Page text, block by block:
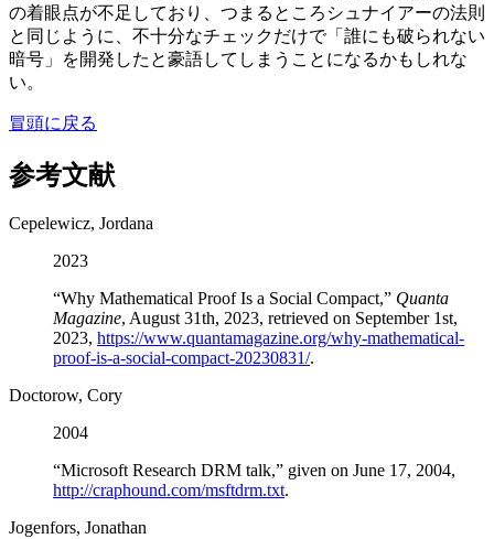
の着眼点が不足しており、つまるところシュナイアーの法則
と同じように、不十分なチェックだけで「誰にも破られない
暗号」を開発したと豪語してしまうことになるかもしれな
い。
冒頭に戻る
参考文献
Cepelewicz, Jordana
2023
“Why Mathematical Proof Is a Social Compact,” Quanta
Magazine, August 31th, 2023, retrieved on September 1st,
2023, https://www.quantamagazine.org/why-mathematical-
proof-is-a-social-compact-20230831/.
Doctorow, Cory
2004
“Microsoft Research DRM talk,” given on June 17, 2004,
http://craphound.com/msftdrm.txt.
Jogenfors, Jonathan